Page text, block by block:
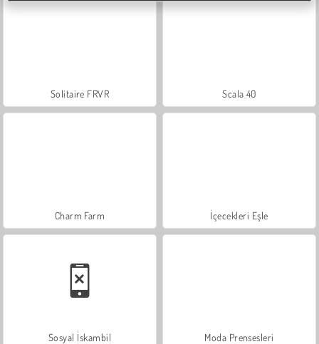
Solitaire FRVR Scala 40
Charm Farm İçecekleri Eşle
Sosyal İskambil Moda Prensesleri